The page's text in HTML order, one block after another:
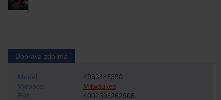
Doprava zdarma
Výrobce: Milwaukee
Model: 4933448390
EAN: 4002395262908